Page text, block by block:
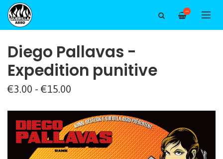
—
Diego Pallavas -
Expedition punitive
€3.00 - €15.00